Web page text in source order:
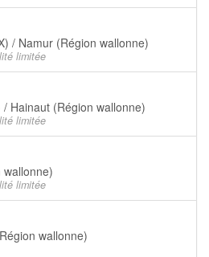
/ Namur (Région wallonne)
limitée
Hainaut (Région wallonne)
limitée
limitée
wallonne)